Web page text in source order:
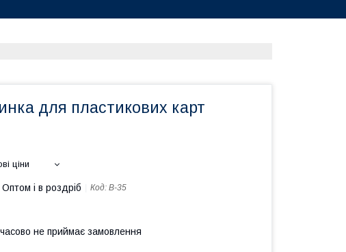
для пластикових карт
ціни
Оптом і в роздріб Код: В-35
не приймає замовлення